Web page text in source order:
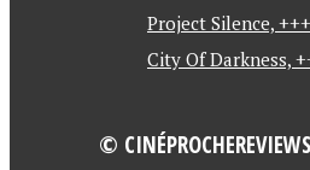
Project Silence,
City Of Darkness,
©